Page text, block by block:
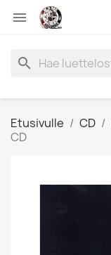

search
Etusivulle CD
CD